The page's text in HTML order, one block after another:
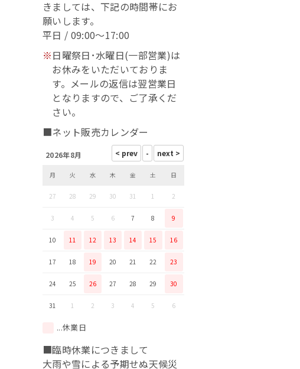
きましては、下記の時間帯にお
願いします。
平日 / 09:00～17:00
※日曜祭日･水曜日(一部営業)は
お休みをいただいておりま
す。メールの返信は翌営業日
となりますので、ご了承くだ
さい。
■ネット販売カレンダー
2026年8月
月 火 水 木 金 土 日
27 28 29 30 31 1 2
3 4 5 6 7 8 9
10 11 12 13 14 15 16
17 18 19 20 21 22 23
24 25 26 27 28 29 30
31 1 2 3 4 5 6
...休業日
■臨時休業につきまして
大雨や雪による予期せぬ天候災